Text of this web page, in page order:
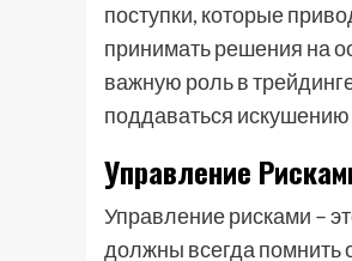
поступки, которые
принимать решения на
важную роль в
поддаваться
Управление
Управление рисками –
должны всегда помнить